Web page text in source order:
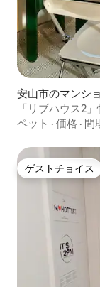
安山市のマンシ
「リブハウス2
ー#Netflix#半月
ペット · 価格 · 間
ゲストチョイス
ゲストチョイス